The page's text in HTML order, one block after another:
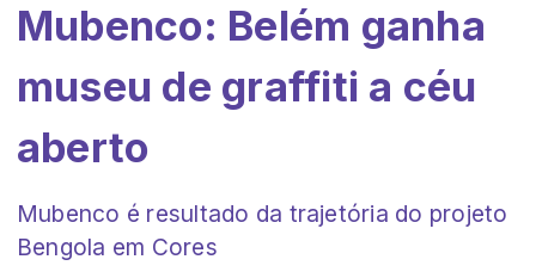
Mubenco: Belém ganha
museu de graffiti a céu
aberto
Mubenco é resultado da trajetória do projeto
Bengola em Cores